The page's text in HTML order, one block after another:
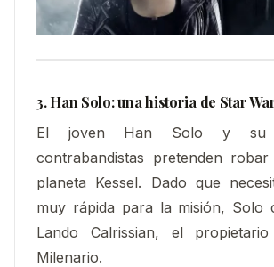
3. Han Solo: una historia de Star
El joven Han Solo y su
contrabandistas pretenden
planeta Kessel. Dado que
muy rápida para la misión, Solo
Lando Calrissian, el
Milenario.